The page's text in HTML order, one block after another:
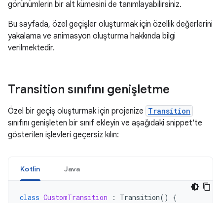
görünümlerin bir alt kümesini de tanımlayabilirsiniz.
Bu sayfada, özel geçişler oluşturmak için özellik değerlerini
yakalama ve animasyon oluşturma hakkında bilgi
verilmektedir.
Transition sınıfını genişletme
Özel bir geçiş oluşturmak için projenize Transition
sınıfını genişleten bir sınıf ekleyin ve aşağıdaki snippet'te
gösterilen işlevleri geçersiz kılın:
Kotlin Java
class CustomTransition : Transition() {